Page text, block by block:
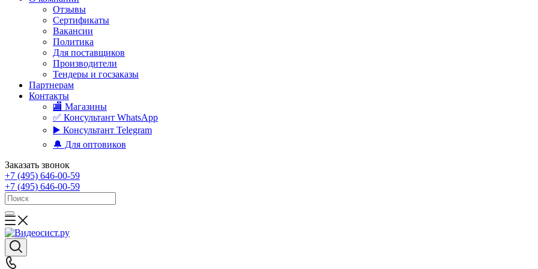
Отзывы
Сертификаты
Вакансии
Политика
Для поставщиков
Производители
Тендеры и госзаказы
Партнерам
Контакты
🏬 Магазины
✅️ Консультант WhatsApp
▶️ Консультант Telegram
🔔 Для оптовиков
Заказать звонок
+7 (495) 646-00-59
+7 (495) 646-00-59